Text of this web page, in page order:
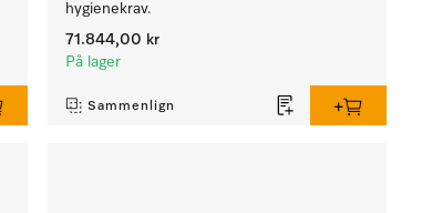
hygienekrav.
71.844,00 kr
På lager
Sammenlign